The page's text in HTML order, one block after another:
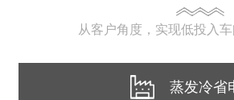
从客户角度，实现低投入
蒸发冷省